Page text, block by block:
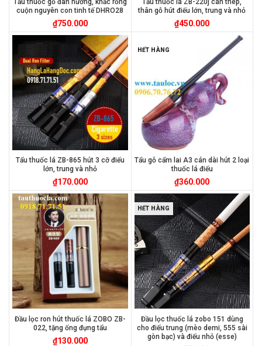
cuộn nguyên con tinh tế DHRO28
₫750.000
thân gỗ hút điếu lớn, trung và nhỏ
₫450.000
Tẩu thuốc lá ZB-865 hút 3 cỡ điếu
lớn, trung và nhỏ
₫170.000
HẾT HÀNG
Tẩu gỗ cẩm lai A3 cán dài hút 2 loại
thuốc lá điếu
₫360.000
Đầu lọc ron hút thuốc lá ZOBO ZB-
022, tặng ống đựng tẩu
₫130.000
HẾT HÀNG
Đầu lọc thuốc lá zobo 151 dùng
cho điếu trung (mèo demi, 555 sài
gòn bạc) và điếu nhỏ (esse)